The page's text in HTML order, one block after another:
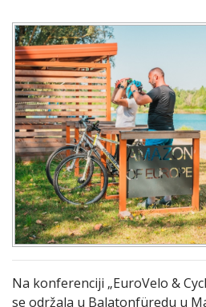
Na konferenciji „EuroVelo &
se održala u Balatonfüredu u